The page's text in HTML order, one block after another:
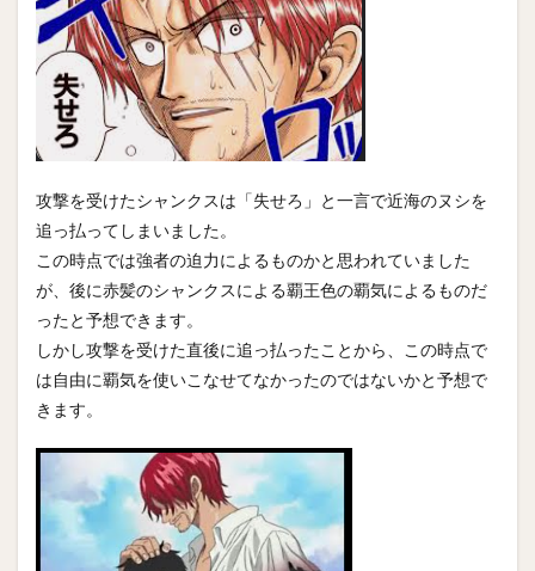
攻撃を受けたシャンクスは「失せろ」と一言で近海のヌシを
追っ払ってしまいました。
この時点では強者の迫力によるものかと思われていました
が、後に赤髪のシャンクスによる覇王色の覇気によるものだ
ったと予想できます。
しかし攻撃を受けた直後に追っ払ったことから、この時点で
は自由に覇気を使いこなせてなかったのではないかと予想で
きます。